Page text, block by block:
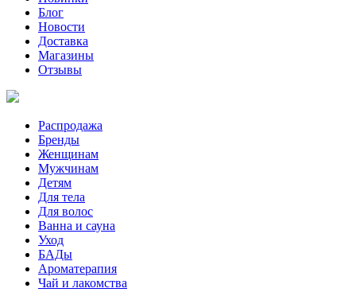
Блог
Новости
Доставка
Магазины
Отзывы
Распродажа
Бренды
Женщинам
Мужчинам
Детям
Для тела
Для волос
Ванна и сауна
Уход
БАДы
Ароматерапия
Чай и лакомства